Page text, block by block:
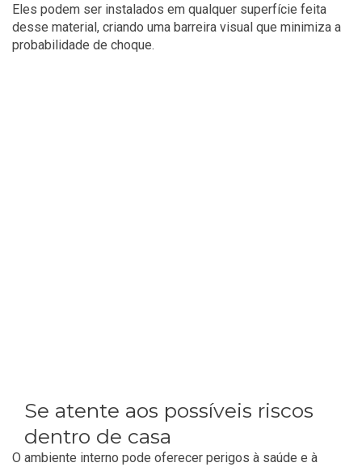
Eles podem ser instalados em qualquer superfície feita
desse material, criando uma barreira visual que minimiza a
probabilidade de choque.
Se atente aos possíveis riscos
dentro de casa
O ambiente interno pode oferecer perigos à saúde e à